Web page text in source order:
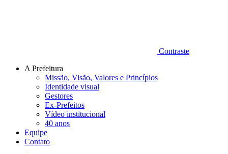
Contraste
A Prefeitura
Missão, Visão, Valores e Princípios
Identidade visual
Gestores
Ex-Prefeitos
Vídeo institucional
40 anos
Equipe
Contato